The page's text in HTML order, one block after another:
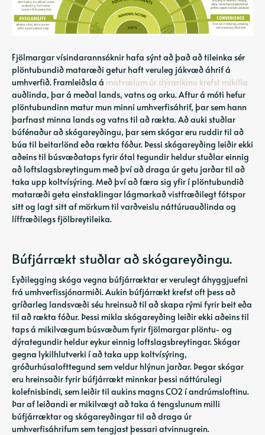
Fjölmargar vísindarannsóknir hafa sýnt að það að tileinka sér
plöntubundið mataræði getur haft veruleg jákvæð áhrif á
umhverfið. Framleiðsla á matvælum úr dýraríkinu krefst mikilla
auðlinda, þar á meðal lands, vatns og orku. Aftur á móti hefur
plöntubundinn matur mun minni umhverfisáhrif, þar sem hann
þarfnast minna lands og vatns til að rækta. Að auki stuðlar
búfénaður að skógareyðingu, þar sem skógar eru ruddir til að
búa til beitarlönd eða rækta fóður. Þessi skógareyðing leiðir ekki
aðeins til búsvæðataps fyrir ótal tegundir heldur stuðlar einnig
að loftslagsbreytingum með því að draga úr getu jarðar til að
taka upp koltvísýring. Með því að færa sig yfir í plöntubundið
mataræði geta einstaklingar lágmarkað vistfræðilegt fótspor
sitt og lagt sitt af mörkum til varðveislu náttúruauðlinda og
líffræðilegs fjölbreytileika.
Búfjárrækt stuðlar að skógareyðingu.
Eyðilegging skóga vegna búfjárræktar er verulegt áhyggjuefni
frá umhverfissjónarmiði. Aukin búfjárrækt krefst oft þess að
gríðarleg landsvæði séu hreinsuð til að skapa rými fyrir beit eða
til að rækta fóður. Þessi mikla skógareyðing leiðir ekki aðeins til
taps á mikilvægum búsvæðum fyrir fjölmargar plöntu- og
dýrategundir heldur eykur einnig loftslagsbreytingar. Skógar
gegna lykilhlutverki í að taka upp koltvísýring,
gróðurhúsalofttegund sem veldur hlýnun jarðar. Þegar skógar
eru hreinsaðir fyrir búfjárrækt minnkar þessi náttúrulegi
kolefnisbindi, sem leiðir til aukins magns CO2 í andrúmsloftinu.
Þar af leiðandi er mikilvægt að taka á tengslunum milli
búfjárræktar og skógareyðingar til að draga úr
umhverfisáhrifum sem tengjast þessari atvinnugrein.